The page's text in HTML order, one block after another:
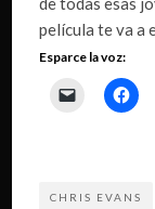
película te va a
Esparce la voz:
CHRIS EVANS